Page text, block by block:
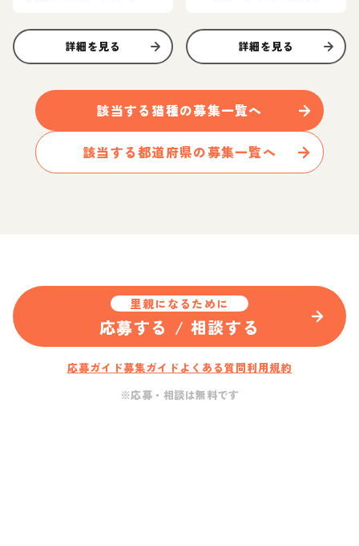
詳細を見る 詳細を見る
該当する 猫種の募集一覧へ
該当する都道府県の募集一覧へ
里親になるために
応募する / 相談する
応募ガイド募集ガイド よくある質問利用規約
※応募・相談は無料です